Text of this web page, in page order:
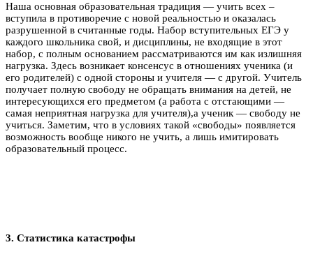
Наша основная образовательная традиция — учить всех –
вступила в противоречие с новой реальностью и оказалась
разрушенной в считанные годы. Набор вступительных ЕГЭ у
каждого школьника свой, и дисциплины, не входящие в этот
набор, с полным основанием рассматриваются им как излишняя
нагрузка. Здесь возникает консенсус в отношениях ученика (и
его родителей) с одной стороны и учителя — с другой. Учитель
получает полную свободу не обращать внимания на детей, не
интересующихся его предметом (а работа с отстающими —
самая неприятная нагрузка для учителя),а ученик — свободу не
учиться. Заметим, что в условиях такой «свободы» появляется
возможность вообще никого не учить, а лишь имитировать
образовательный процесс.
3. Статистика катастрофы